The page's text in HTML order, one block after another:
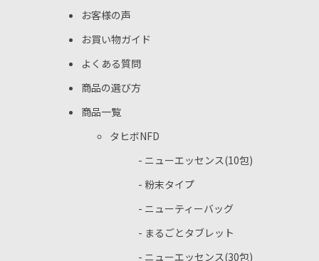
お客様の声
お買い物ガイド
よくある質問
商品の選び方
商品一覧
タヒボNFD
- ニューエッセンス(10包)
- 粉末タイプ
- ニューティーバッグ
- まるごとタブレット
- ニューエッセンス(30包)